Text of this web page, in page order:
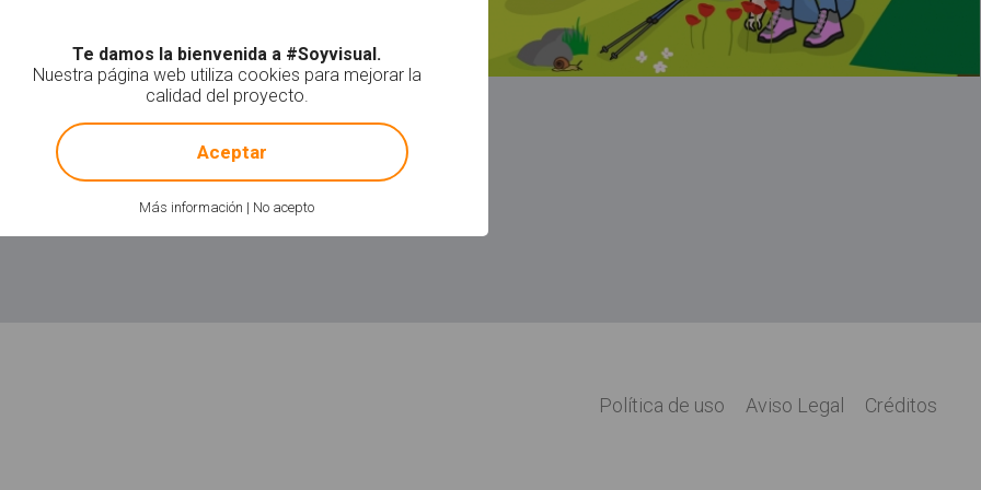
Política de uso Aviso Legal Créditos
Te damos la bienvenida a #Soyvisual.
Nuestra página web utiliza cookies para mejorar la
calidad del proyecto.
Más información | No acepto
! Not valid!
Aceptar